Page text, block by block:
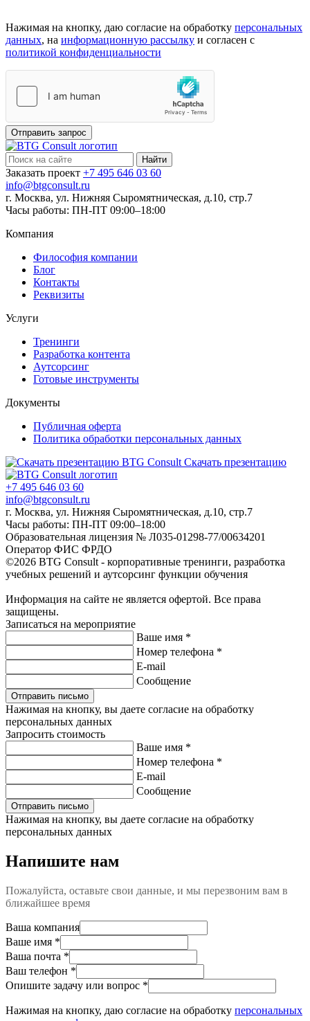
Нажимая на кнопку, даю согласие на обработку персональных
данных, на информационную рассылку и согласен c
политикой конфиденциальности
Отправить запрос
Найти:
Заказать проект +7 495 646 03 60
info@btgconsult.ru
г. Москва, ул. Нижняя Сыромятническая, д.10, стр.7
Часы работы: ПН-ПТ 09:00–18:00
Компания
Философия компании
Блог
Контакты
Реквизиты
Услуги
Тренинги
Разработка контента
Аутсорсинг
Готовые инструменты
Документы
Публичная оферта
Политика обработки персональных данных
Скачать презентацию
+7 495 646 03 60
info@btgconsult.ru
г. Москва, ул. Нижняя Сыромятническая, д.10, стр.7
Часы работы: ПН-ПТ 09:00–18:00
Образовательная лицензия № Л035-01298-77/00634201
Оператор ФИС ФРДО
©2026 BTG Consult - корпоративные тренинги, разработка
учебных решений и аутсорсинг функции обучения
Информация на сайте не является офертой. Все права
защищены.
Записаться на мероприятие
Ваше имя *
Номер телефона *
E-mail
Сообщение
Отправить письмо
Нажимая на кнопку, вы даете согласие на обработку
персональных данных
Запросить стоимость
Ваше имя *
Номер телефона *
E-mail
Сообщение
Отправить письмо
Нажимая на кнопку, вы даете согласие на обработку
персональных данных
Напишите нам
Пожалуйста, оставьте свои данные, и мы перезвоним вам в
ближайшее время
Ваша компания
Ваше имя *
Ваша почта *
Ваш телефон *
Опишите задачу или вопрос *
Нажимая на кнопку, даю согласие на обработку персональных